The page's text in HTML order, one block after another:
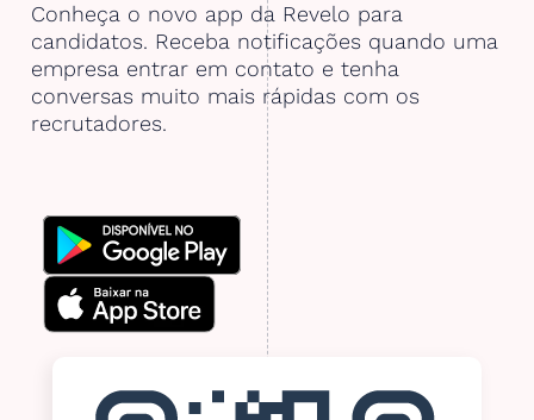
Conheça o novo app da Revelo para
candidatos. Receba notificações quando uma
empresa entrar em contato e tenha
conversas muito mais rápidas com os
recrutadores.